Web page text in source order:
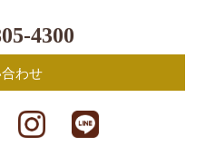
4300
わせ